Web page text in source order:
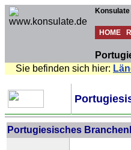
HOME
Sie befinden sich hier:
Portugiesisches